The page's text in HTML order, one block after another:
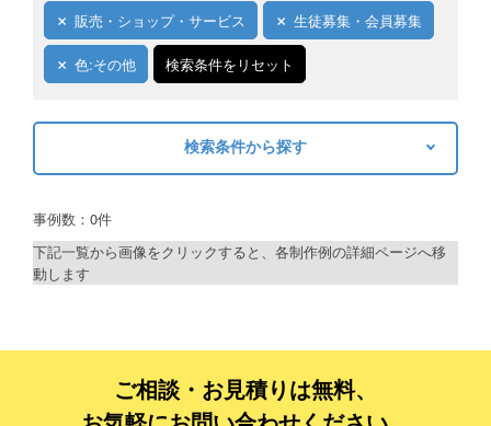
販売・ショップ・サービス 生徒募集・会員募集
色:その他 検索条件をリセット
検索条件から探す
制作プランで探す
ベーシックコース
シルバーコース
事例数：0件
下記一覧から画像をクリックすると、各制作例の詳細ページへ移
動します
ご相談・お見積りは無料、